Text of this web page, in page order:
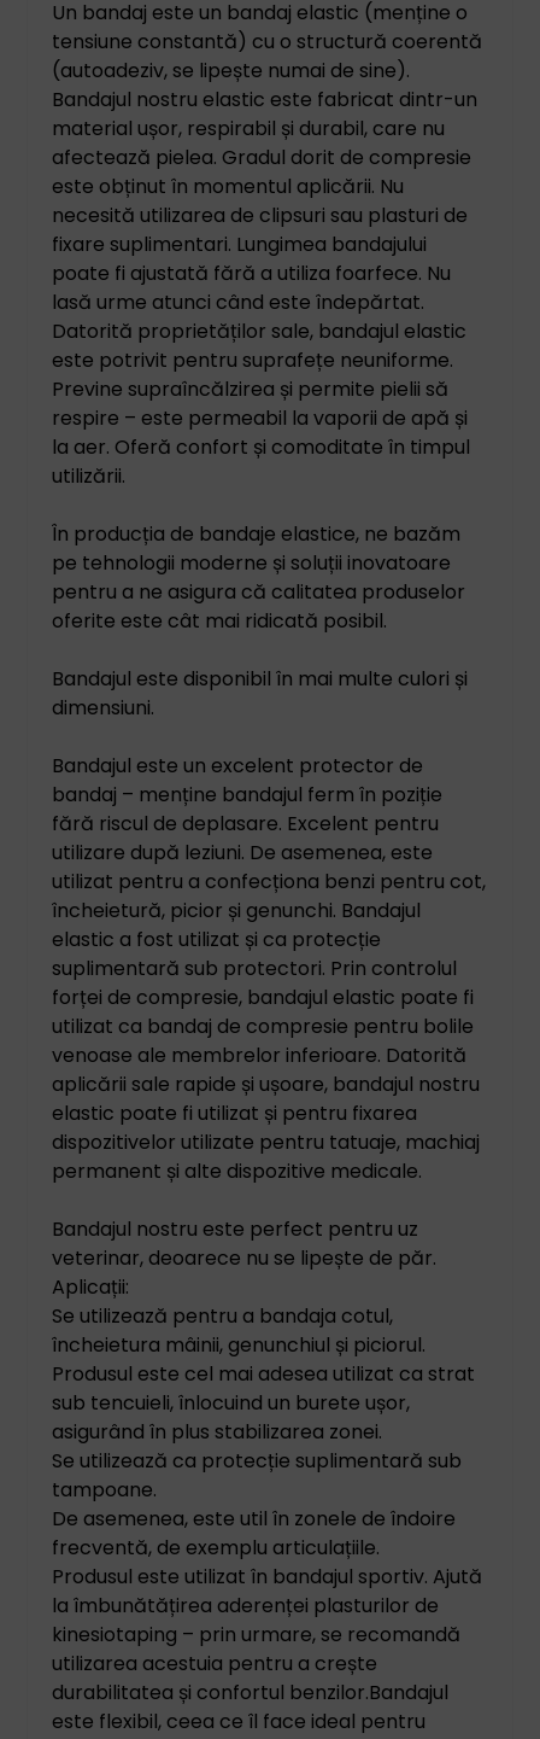
Un bandaj este un bandaj elastic (menține o
tensiune constantă) cu o structură coerentă
(autoadeziv, se lipește numai de sine).
Bandajul nostru elastic este fabricat dintr-un
material ușor, respirabil și durabil, care nu
afectează pielea. Gradul dorit de compresie
este obținut în momentul aplicării. Nu
necesită utilizarea de clipsuri sau plasturi de
fixare suplimentari. Lungimea bandajului
poate fi ajustată fără a utiliza foarfece. Nu
lasă urme atunci când este îndepărtat.
Datorită proprietăților sale, bandajul elastic
este potrivit pentru suprafețe neuniforme.
Previne supraîncălzirea și permite pielii să
respire – este permeabil la vaporii de apă și
la aer. Oferă confort și comoditate în timpul
utilizării.
În producția de bandaje elastice, ne bazăm
pe tehnologii moderne și soluții inovatoare
pentru a ne asigura că calitatea produselor
oferite este cât mai ridicată posibil.
Bandajul este disponibil în mai multe culori și
dimensiuni.
Bandajul este un excelent protector de
bandaj – menține bandajul ferm în poziție
fără riscul de deplasare. Excelent pentru
utilizare după leziuni. De asemenea, este
utilizat pentru a confecționa benzi pentru cot,
încheietură, picior și genunchi. Bandajul
elastic a fost utilizat și ca protecție
suplimentară sub protectori. Prin controlul
forței de compresie, bandajul elastic poate fi
utilizat ca bandaj de compresie pentru bolile
venoase ale membrelor inferioare. Datorită
aplicării sale rapide și ușoare, bandajul nostru
elastic poate fi utilizat și pentru fixarea
dispozitivelor utilizate pentru tatuaje, machiaj
permanent și alte dispozitive medicale.
Bandajul nostru este perfect pentru uz
veterinar, deoarece nu se lipește de păr.
Aplicații:
Se utilizează pentru a bandaja cotul,
încheietura mâinii, genunchiul și piciorul.
Produsul este cel mai adesea utilizat ca strat
sub tencuieli, înlocuind un burete ușor,
asigurând în plus stabilizarea zonei.
Se utilizează ca protecție suplimentară sub
tampoane.
De asemenea, este util în zonele de îndoire
frecventă, de exemplu articulațiile.
Produsul este utilizat în bandajul sportiv. Ajută
la îmbunătățirea aderenței plasturilor de
kinesiotaping – prin urmare, se recomandă
utilizarea acestuia pentru a crește
durabilitatea și confortul benzilor.Bandajul
este flexibil, ceea ce îl face ideal pentru